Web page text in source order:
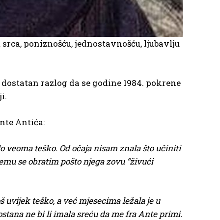
poniznošću, jednostavnošću, ljubavlju
razlog da se godine 1984. pokrene
Antića:
veoma teško. Od očaja nisam znala što učiniti
se obratim pošto njega zovu “živući
teško, a već mjesecima ležala je u
ne bi li imala sreću da me fra Ante primi.